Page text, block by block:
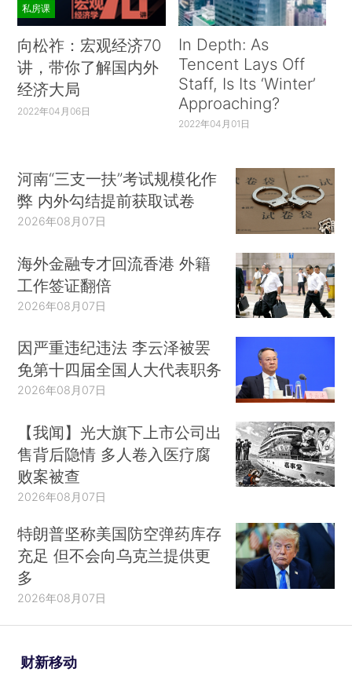
私房课
向松祚：宏观经济70
讲，带你了解国内外
经济大局
2022年04月06日
In Depth: As
Tencent Lays Off
Staff, Is Its ‘Winter’
Approaching?
2022年04月01日
河南“三支一扶”考试规模化作
弊 内外勾结提前获取试卷
2026年08月07日
海外金融专才回流香港 外籍
工作签证翻倍
2026年08月07日
因严重违纪违法 李云泽被罢
免第十四届全国人大代表职务
2026年08月07日
【我闻】光大旗下上市公司出
售背后隐情 多人卷入医疗腐
败案被查
2026年08月07日
特朗普坚称美国防空弹药库存
充足 但不会向乌克兰提供更
多
2026年08月07日
财新移动